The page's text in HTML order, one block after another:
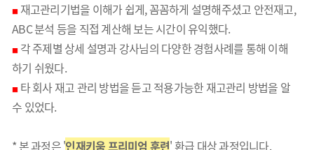
■ 재고관리기법을 이해가 쉽게, 꼼꼼하게 설명해주셨고 안전재고,
ABC 분석 등을 직접 계산해 보는 시간이 유익했다.
■ 각 주제별 상세 설명과 강사님의 다양한 경험사례를 통해 이해
하기 쉬웠다.
■ 타 회사 재고 관리 방법을 듣고 적용가능한 재고관리 방법을 알
수 있었다.
* 본 과정은 '인재키움 프리미엄 훈련' 환급 대상 과정입니다.